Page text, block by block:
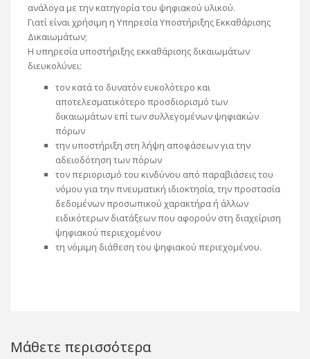
ανάλογα με την κατηγορία του ψηφιακού υλικού.
Γιατί είναι χρήσιμη η Υπηρεσία Υποστήριξης Εκκαθάρισης
Δικαιωμάτων;
Η υπηρεσία υποστήριξης εκκαθάρισης δικαιωμάτων
διευκολύνει:
τον κατά το δυνατόν ευκολότερο και
αποτελεσματικότερο προσδιορισμό των
δικαιωμάτων επί των συλλεγομένων ψηφιακών
πόρων
την υποστήριξη στη λήψη αποφάσεων για την
αδειοδότηση των πόρων
τον περιορισμό του κινδύνου από παραβιάσεις του
νόμου για την πνευματική ιδιοκτησία, την προστασία
δεδομένων προσωπικού χαρακτήρα ή άλλων
ειδικότερων διατάξεων που αφορούν στη διαχείριση
ψηφιακού περιεχομένου
τη νόμιμη διάθεση του ψηφιακού περιεχομένου.
Μάθετε περισσότερα